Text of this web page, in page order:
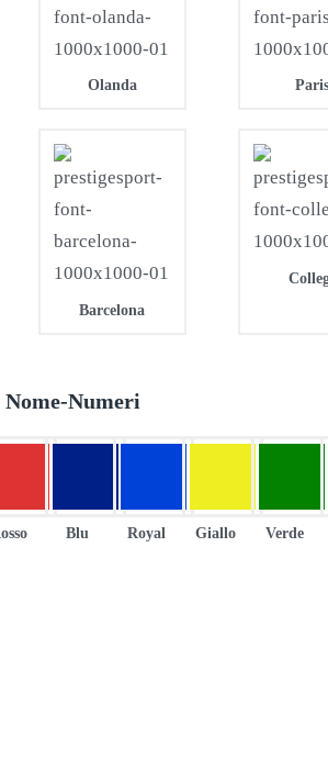
Olanda Paris
Barcelona
Numeri
Blu Royal Giallo Verde